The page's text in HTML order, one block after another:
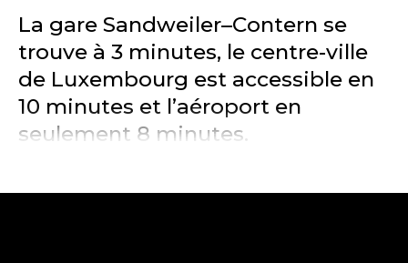
La gare Sandweiler–Contern se
trouve à 3 minutes, le centre-ville
de Luxembourg est accessible en
10 minutes et l’aéroport en
seulement 8 minutes.